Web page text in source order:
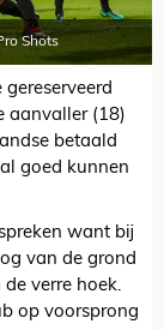
Shots
aanvaller (18)
betaald
goed kunnen
want bij
van de grond
verre hoek.
op voorsprong